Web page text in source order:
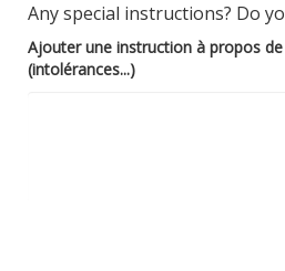
Any special instructions? Do
Ajouter une instruction à propos
(intolérances...)